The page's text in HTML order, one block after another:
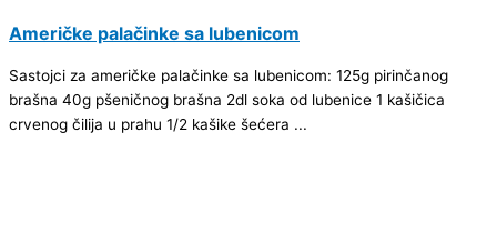
Američke palačinke sa lubenicom
Sastojci za američke palačinke sa lubenicom: 125g pirinčanog
brašna 40g pšeničnog brašna 2dl soka od lubenice 1 kašičica
crvenog čilija u prahu 1/2 kašike šećera ...